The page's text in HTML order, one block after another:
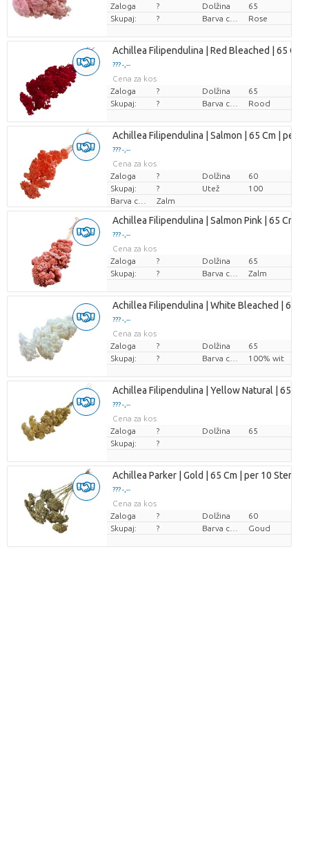
Zaloga
? Dolžina
65
Skupaj:
? Rose
Achillea Filipendulina | Red Bleached | 65 Cm
??? -,--
Cena za kos
Zaloga
? Dolžina
65
Skupaj:
? Rood
Achillea Filipendulina | Salmon | 65 Cm | per
??? -,--
Cena za kos
Zaloga
? Dolžina
60
Skupaj:
? Utež
100
Barva cvetov
Zalm
Achillea Filipendulina | Salmon Pink | 65 Cm |
??? -,--
Cena za kos
Zaloga
? Dolžina
65
Skupaj:
? Zalm
Achillea Filipendulina | White Bleached | 65
??? -,--
Cena za kos
Zaloga
? Dolžina
65
Skupaj:
? 100% wit
Achillea Filipendulina | Yellow Natural | 65 Cm
??? -,--
Cena za kos
Zaloga
? Dolžina
65
Skupaj:
?
Achillea Parker | Gold | 65 Cm | per 10 Stems
??? -,--
Cena za kos
Zaloga
? Dolžina
60
Skupaj:
? Goud